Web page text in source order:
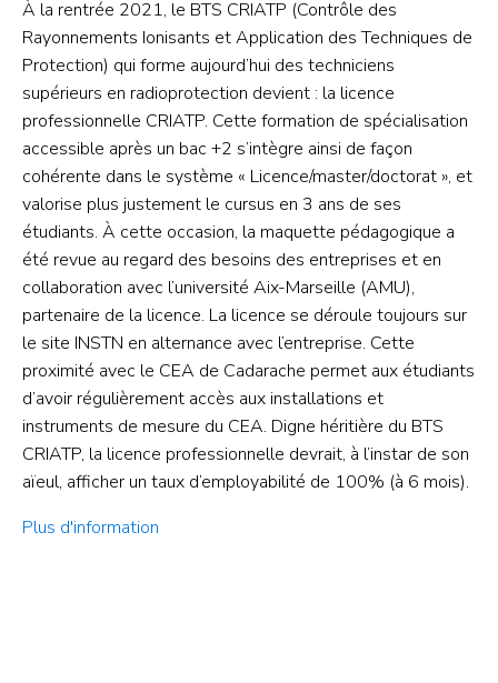
À la rentrée 2021, le BTS CRIATP (Contrôle des
Rayonnements Ionisants et Application des Techniques de
Protection) qui forme aujourd’hui des techniciens
supérieurs en radioprotection devient : la licence
professionnelle CRIATP. Cette formation de spécialisation
accessible après un bac +2 s’intègre ainsi de façon
cohérente dans le système « Licence/master/doctorat », et
valorise plus justement le cursus en 3 ans de ses
étudiants. À cette occasion, la maquette pédagogique a
été revue au regard des besoins des entreprises et en
collaboration avec l’université Aix-Marseille (AMU),
partenaire de la licence. La licence se déroule toujours sur
le site INSTN en alternance avec l’entreprise. Cette
proximité avec le CEA de Cadarache permet aux étudiants
d’avoir régulièrement accès aux installations et
instruments de mesure du CEA. Digne héritière du BTS
CRIATP, la licence professionnelle devrait, à l’instar de son
aïeul, afficher un taux d’employabilité de 100% (à 6 mois).
Plus d'information